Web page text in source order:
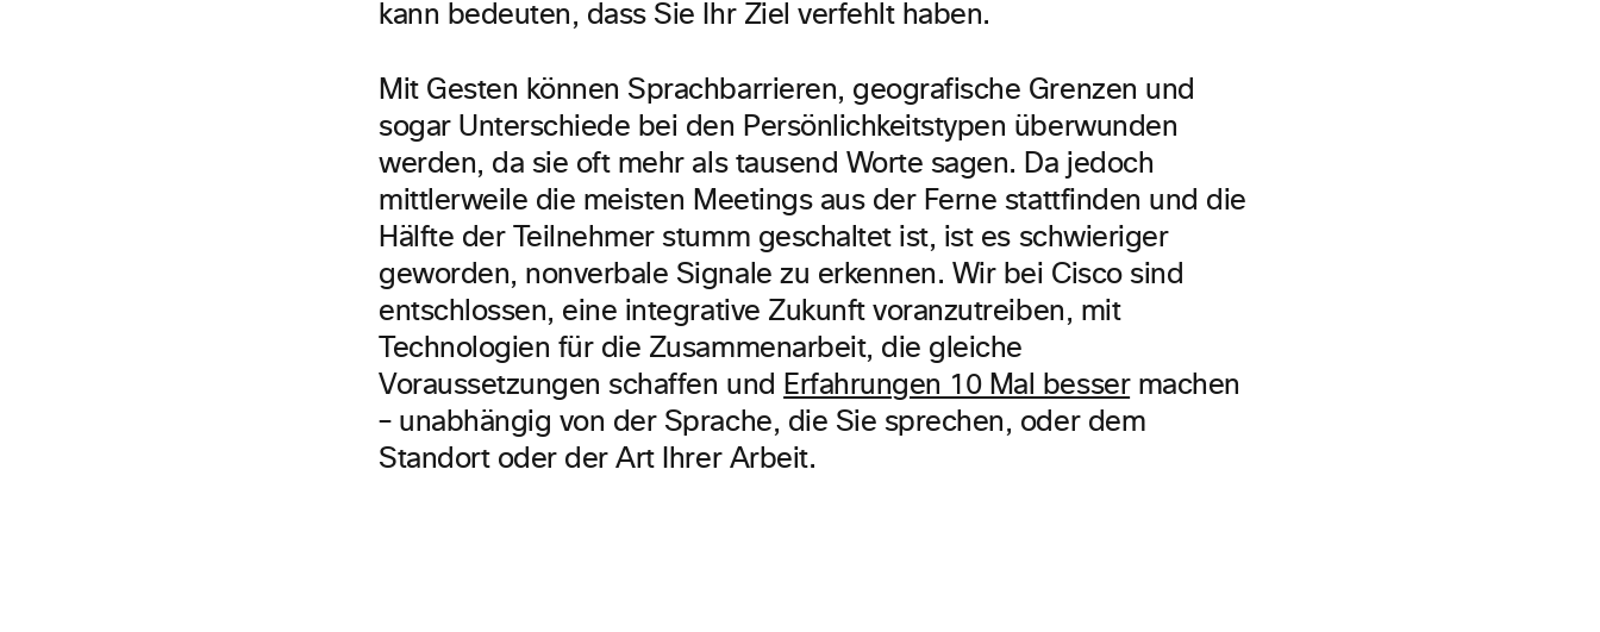
kann bedeuten, dass Sie Ihr Ziel verfehlt haben.
Mit Gesten können Sprachbarrieren, geografische Grenzen und
sogar Unterschiede bei den Persönlichkeitstypen überwunden
werden, da sie oft mehr als tausend Worte sagen. Da jedoch
mittlerweile die meisten Meetings aus der Ferne stattfinden und die
Hälfte der Teilnehmer stumm geschaltet ist, ist es schwieriger
geworden, nonverbale Signale zu erkennen. Wir bei Cisco sind
entschlossen, eine integrative Zukunft voranzutreiben, mit
Technologien für die Zusammenarbeit, die gleiche
Voraussetzungen schaffen und Erfahrungen 10 Mal bessermachen
– unabhängig von der Sprache, die Sie sprechen, oder dem
Standort oder der Art Ihrer Arbeit.